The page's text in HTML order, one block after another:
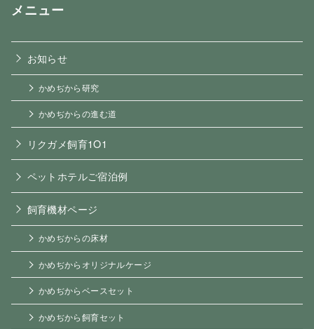
メニュー
お知らせ
かめぢから研究
かめぢからの進む道
リクガメ飼育1O1
ペットホテルご宿泊例
飼育機材ページ
かめぢからの床材
かめぢからオリジナルケージ
かめぢからベースセット
かめぢから飼育セット